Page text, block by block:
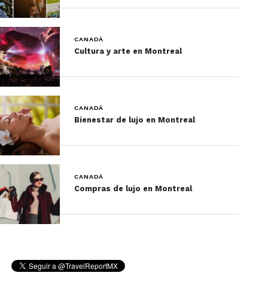
Destinos principales
Qué hacer en la provincia de Quebec
Los destinos principales de la provincia de Quebec
son la Ciudad de Quebec, Montreal, Ottawa, y Las
Laurentinas y Mont Tremblant.
Las mejores cosas que
hacer en la provincia de
CANADÁ
Cultura y arte en Montreal
CANADÁ
Bienestar de lujo en Montreal
CANADÁ
Compras de lujo en Montreal